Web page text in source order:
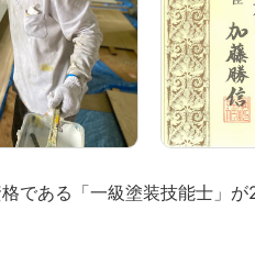
である「一級塗装技能士」